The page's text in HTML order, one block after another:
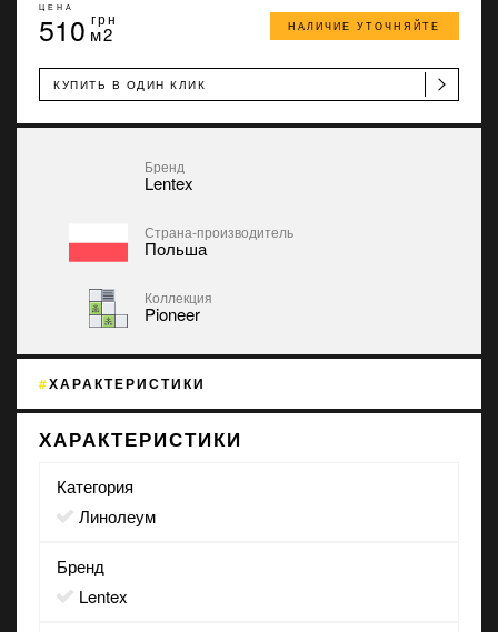
ЦЕНА
510 грн
м2 НАЛИЧИЕ УТОЧНЯЙТЕ
КУПИТЬ В ОДИН КЛИК
Бренд
Lentex
Страна-производитель
Польша
Коллекция
Pioneer
ХАРАКТЕРИСТИКИ
ХАРАКТЕРИСТИКИ
Категория
Линолеум
Бренд
Lentex